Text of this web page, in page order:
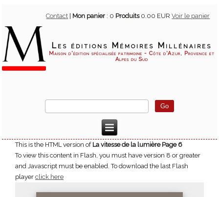
Contact Mon panier : 0 Produits 0.00 EURVoir le panier
Les éditions Mémoires Millénaires
Maison d'édition spécialisée patrimoine - Côte d'Azur, Provence et
Alpes du Sud
This is the HTML version of La vitesse de la lumière Page 6
To view this content in Flash, you must have version 8 or greater
and Javascript must be enabled. To download the last Flash
playerclick here